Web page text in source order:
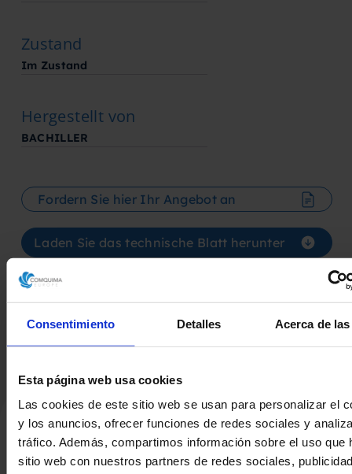
Consentimiento Detalles Acerca de
Esta página web usa cookies
Las cookies de este sitio web se usan para personalizar el
y los anuncios, ofrecer funciones de redes sociales y
tráfico. Además, compartimos información sobre el uso que
sitio web con nuestros partners de redes sociales,
Zustand
Im Zustand
Hergestellt von
BACHILLER
Fordern Sie hier Ihr Angebot an
Laden Sie das technische Blatt herunter